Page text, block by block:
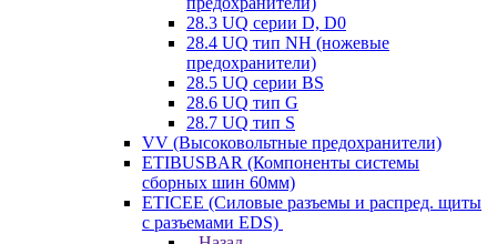
28.3 UQ серии D, D0
28.4 UQ тип NH (ножевые
предохранители)
28.5 UQ серии BS
28.6 UQ тип G
28.7 UQ тип S
VV (Высоковольтные предохранители)
ETIBUSBAR (Компоненты системы
сборных шин 60мм)
ETICEE (Силовые разъемы и распред. щиты
с разъемами EDS)